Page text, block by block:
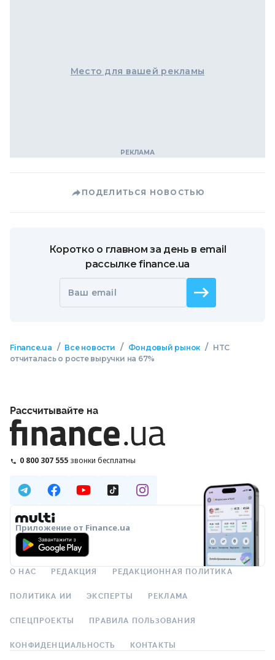
Место для вашей рекламы
ПОДЕЛИТЬСЯ НОВОСТЬЮ
Коротко о главном за день в email
рассылке finance.ua
Ваш email
Finance.ua / Все новости / Фондовый рынок /
HTC
отчиталась о росте выручки на 67%
Рассчитывайте на
0 800 307 555 звонки бесплатны
Приложение от Finance.ua
О НАС РЕДАКЦИЯ РЕДАКЦИОННАЯ ПОЛИТИКА
ПОЛИТИКА ИИ ЭКСПЕРТЫ РЕКЛАМА
СПЕЦПРОЕКТЫ ПРАВИЛА ПОЛЬЗОВАНИЯ
КОНФИДЕНЦИАЛЬНОСТЬ КОНТАКТЫ